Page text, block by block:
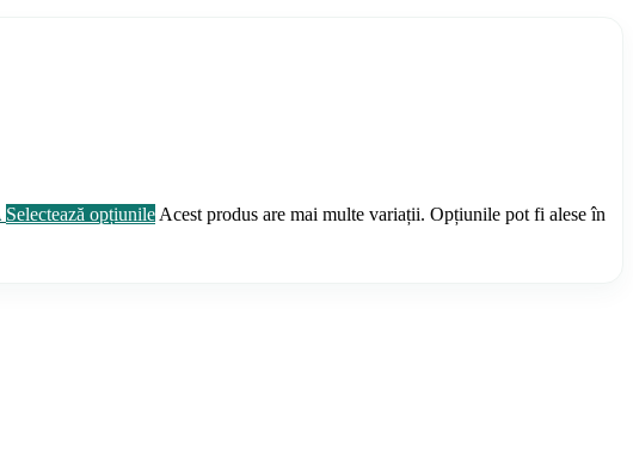
Selectează opțiunile Acest produs are mai multe variații. Opțiunile pot fi alese în